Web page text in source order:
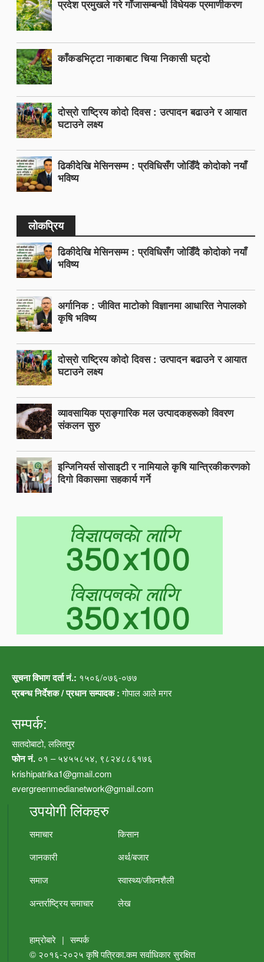
प्रदेश प्रमुखले गरे गाँजासम्बन्धी विधेयक प्रमाणीकरण
काँकडभिट्टा नाकाबाट चिया निकासी घट्दो
दोस्रो राष्ट्रिय कोदो दिवस : उत्पादन बढाउने र आयात
घटाउने लक्ष्य
ढिकीदेखि मेसिनसम्म : प्रविधिसँग जोडिँदै कोदोको नयाँ
भविष्य
लोकप्रिय
ढिकीदेखि मेसिनसम्म : प्रविधिसँग जोडिँदै कोदोको नयाँ
भविष्य
अर्गानिक : जीवित माटोको विज्ञानमा आधारित नेपालको
कृषि भविष्य
दोस्रो राष्ट्रिय कोदो दिवस : उत्पादन बढाउने र आयात
घटाउने लक्ष्य
व्यावसायिक प्राङ्गारिक मल उत्पादकहरूको विवरण
संकलन सुरु
इन्जिनियर्स सोसाइटी र नामियाले कृषि यान्त्रिकीकरणको
दिगो विकासमा सहकार्य गर्ने
सूचना विभाग दर्ता नं.: १५०६/०७६-०७७
प्रबन्ध निर्देशक / प्रधान सम्पादक :गोपाल आले मगर
सम्पर्क:
सातदोबाटो, ललितपुर
फोन नं. ०१ – ५४५५८५४, ९८२४८८६१७६
krishipatrika1@gmail.com
evergreenmedianetwork@gmail.com
उपयोगी लिंकहरु
समाचार
किसान
जानकारी
अर्थ/बजार
समाज
स्वास्थ्य/जीवनशैली
अन्तर्राष्ट्रिय समाचार
लेख
हाम्रोबारे | सम्पर्क
© २०१६-२०२५कृषि पत्रिका.कमसर्वाधिकार सुरक्षित